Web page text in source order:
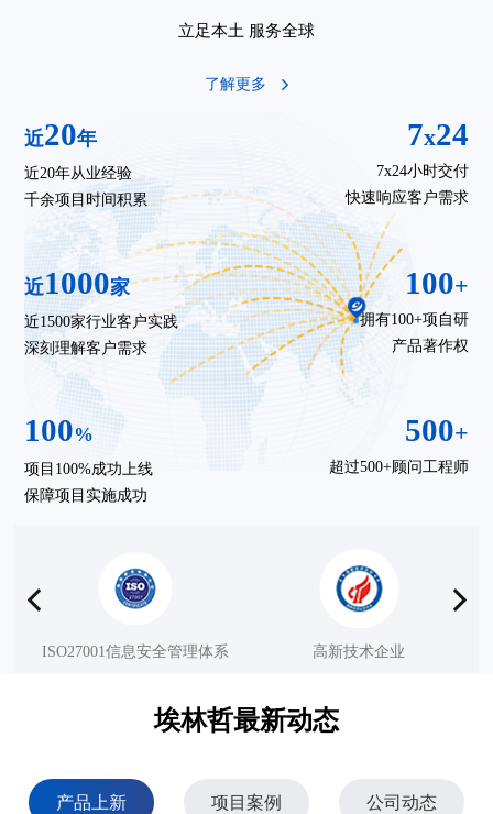
立足本土 服务全球
了解更多
近20年
近20年从业经验
千余项目时间积累
7x24
7x24小时交付
快速响应客户需求
近1000家
近1500家行业客户实践
深刻理解客户需求
100+
拥有100+项自研
产品著作权
100%
项目100%成功上线
保障项目实施成功
500+
超过500+顾问工程师
ISO27001信息安全管理体系 高新技术企业
埃林哲最新动态
产品上新 项目案例 公司动态